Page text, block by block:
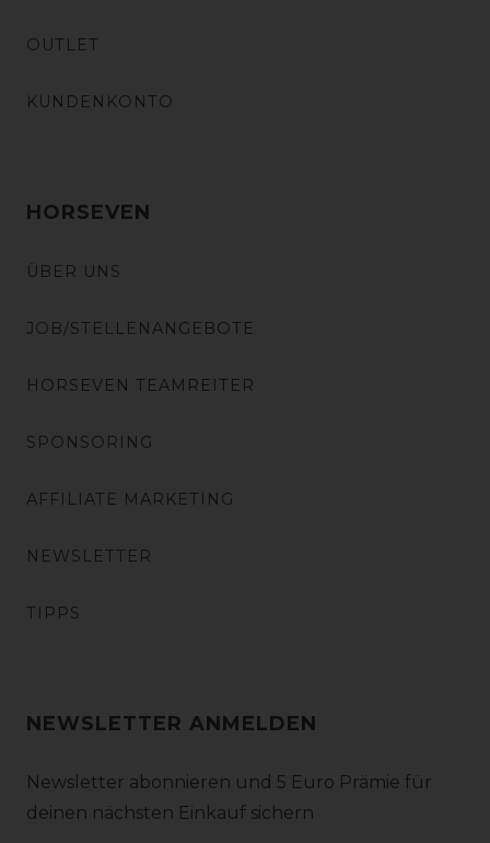
OUTLET
KUNDENKONTO
HORSEVEN
ÜBER UNS
JOB/STELLENANGEBOTE
HORSEVEN TEAMREITER
SPONSORING
AFFILIATE MARKETING
NEWSLETTER
TIPPS
NEWSLETTER ANMELDEN
Newsletter abonnieren und 5 Euro Prämie für
deinen nächsten Einkauf sichern